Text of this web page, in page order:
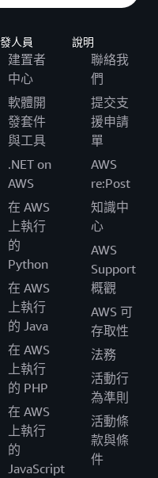
人員
建置者
中心
軟體開
發套件
與工具
.NET on
AWS
在 AWS
上執行
的
Python
在 AWS
上執行
的 Java
在 AWS
上執行
的 PHP
在 AWS
上執行
的
JavaScript
說明
聯絡我
們
提交支
援申請
單
AWS
re:Post
知識中
心
AWS
Support
概觀
AWS 可
存取性
法務
活動行
為準則
活動條
款與條
件